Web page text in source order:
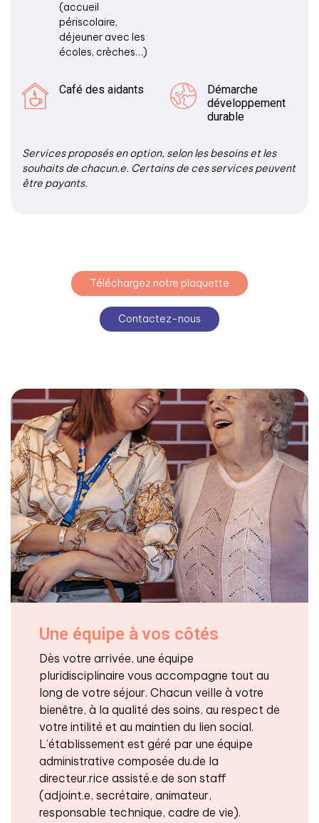
(accueil
périscolaire,
déjeuner avec les
écoles, crèches…)
Café des aidants
Démarche
développement
durable
Services proposés en option, selon les besoins et les
souhaits de chacun.e. Certains de ces services peuvent
être payants.
Téléchargez notre plaquette
Contactez-nous
Une équipe à vos côtés
Dès votre arrivée, une équipe
pluridisciplinaire vous accompagne tout au
long de votre séjour. Chacun veille à votre
bienêtre, à la qualité des soins, au respect de
votre intilité et au maintien du lien social.
L’établissement est géré par une équipe
administrative composée du.de la
directeur.rice assisté.e de son staff
(adjoint.e, secrétaire, animateur,
responsable technique, cadre de vie).